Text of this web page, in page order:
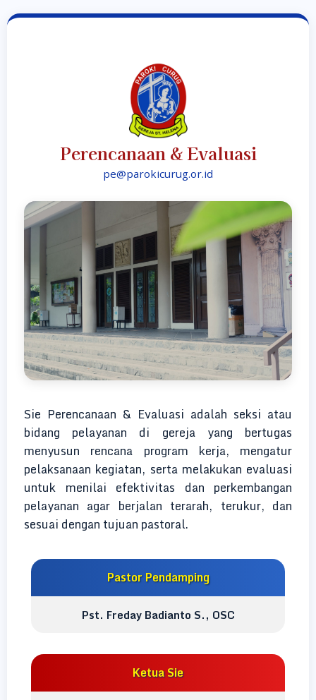
Perencanaan & Evaluasi
pe@parokicurug.or.id
Sie Perencanaan & Evaluasi adalah seksi atau
bidang pelayanan di gereja yang bertugas
menyusun rencana program kerja, mengatur
pelaksanaan kegiatan, serta melakukan evaluasi
untuk menilai efektivitas dan perkembangan
pelayanan agar berjalan terarah, terukur, dan
sesuai dengan tujuan pastoral.
Pastor Pendamping
Pst. Freday Badianto S., OSC
Ketua Sie